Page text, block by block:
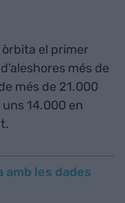
òrbita el primer
més de
més de 21.000
uns 14.000 en
amb les dades